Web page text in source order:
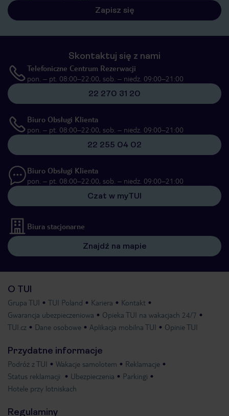
Zapisz się
Skontaktuj się z nami
Telefoniczne Centrum Rezerwacji
pon. – pt. 08:00–22:00, sob. – niedz. 09:00–21:00
22 270 31 20
Biuro Obsługi Klienta
pon. – pt. 08:00–22:00, sob. – niedz. 09:00–21:00
22 255 04 02
Biuro Obsługi Klienta
pon. – pt. 08:00–22:00, sob. – niedz. 09:00–21:00
Czat w myTUI
Biura stacjonarne
Znajdź na mapie
O TUI
Grupa TUI TUI Poland Kariera
Kontakt
Gwarancja ubezpieczeniowa
Opieka TUI na wakacjach 24/7
TUI.cz
Dane osobowe Aplikacja mobilna TUI Opinie TUI
Przydatne informacje
Podróż z TUI Wakacje samolotem
Reklamacje
Status reklamacji
Ubezpieczenia
Parkingi
Hotele przy lotniskach
Regulaminy